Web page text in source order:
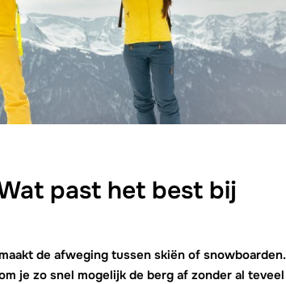
past het best bij
de afweging tussen skiën of snowboarden.
je zo snel mogelijk de berg af zonder al teveel